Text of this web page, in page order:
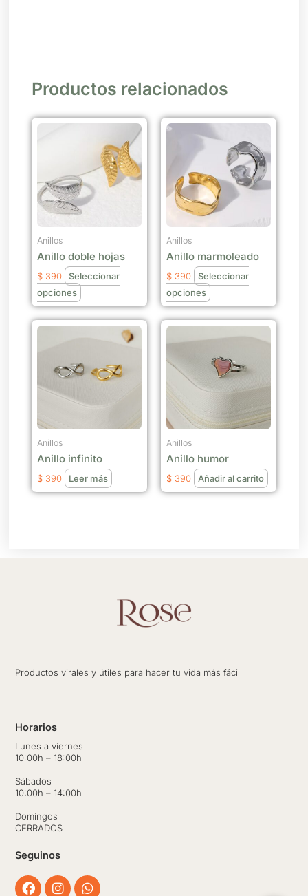
Productos relacionados
Anillos
Anillo doble hojas
$ 390
Seleccionar
opciones
Este
producto
tiene
múltiples
variantes.
Las
opciones
pueden
elegir
en
la
página
Anillos
Anillo marmoleado
$ 390
Seleccionar
opciones
Este
producto
tiene
múltiples
variantes.
Las
opciones
pueden
elegir
en
la
página
de
producto
Anillos
Anillo infinito
$ 390 Leer más
Anillos
Anillo humor
$ 390 Añadir al carrito
Productos virales y útiles para hacer tu vida más fácil
Horarios
Lunes a viernes
10:00h – 18:00h
Sábados
10:00h – 14:00h
Domingos
CERRADOS
Seguinos
Facebook
InstagramWhatsapp